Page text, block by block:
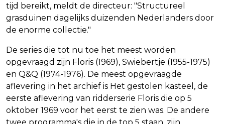
tijd bereikt, meldt de directeur: "Structureel
grasduinen dagelijks duizenden Nederlanders door
de enorme collectie."
De series die tot nu toe het meest worden
opgevraagd zijn Floris (1969), Swiebertje (1955-1975)
en Q&Q (1974-1976). De meest opgevraagde
aflevering in het archief is Het gestolen kasteel, de
eerste aflevering van ridderserie Floris die op 5
oktober 1969 voor het eerst te zien was. De andere